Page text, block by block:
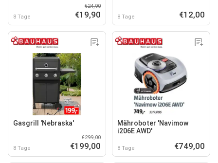
8 Tage
€24,90
€19,90 8 Tage €12,00
Gasgrill 'Nebraska'
8 Tage
€299,00
€199,00
Mähroboter 'Navimow
i206E AWD'
8 Tage €749,00